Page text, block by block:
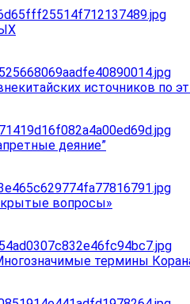
источников по
деяние”
вопросы»
термины